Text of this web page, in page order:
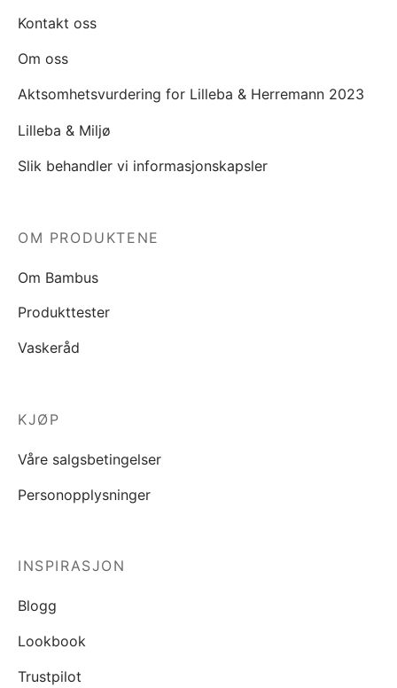
Kontakt oss
Om oss
Aktsomhetsvurdering for Lilleba & Herremann 2023
Lilleba & Miljø
Slik behandler vi informasjonskapsler
OM PRODUKTENE
Om Bambus
Produkttester
Vaskeråd
KJØP
Våre salgsbetingelser
Personopplysninger
INSPIRASJON
Blogg
Lookbook
Trustpilot